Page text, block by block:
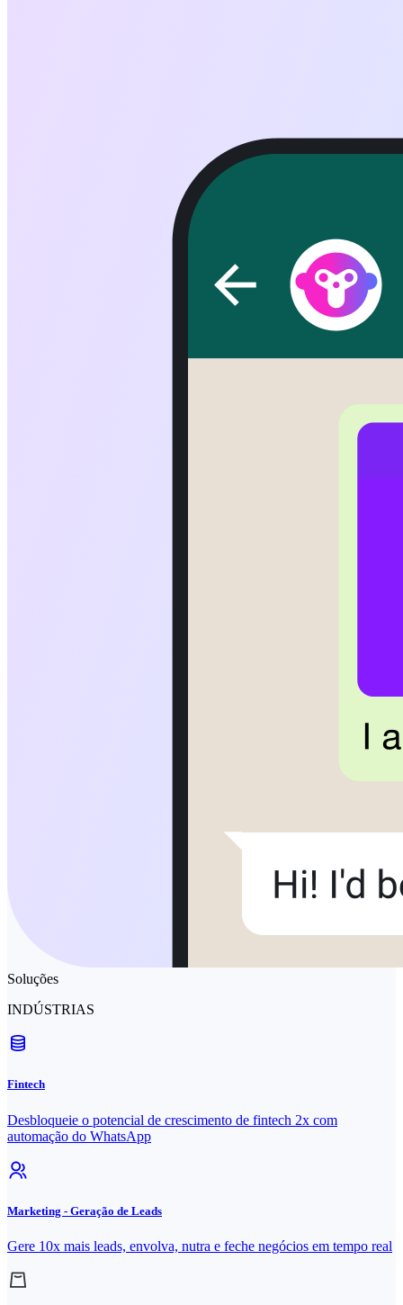
Soluções
INDÚSTRIAS
Fintech
Desbloqueie o potencial de crescimento de fintech 2x com
automação do WhatsApp
Marketing - Geração de Leads
Gere 10x mais leads, envolva, nutra e feche negócios em tempo real